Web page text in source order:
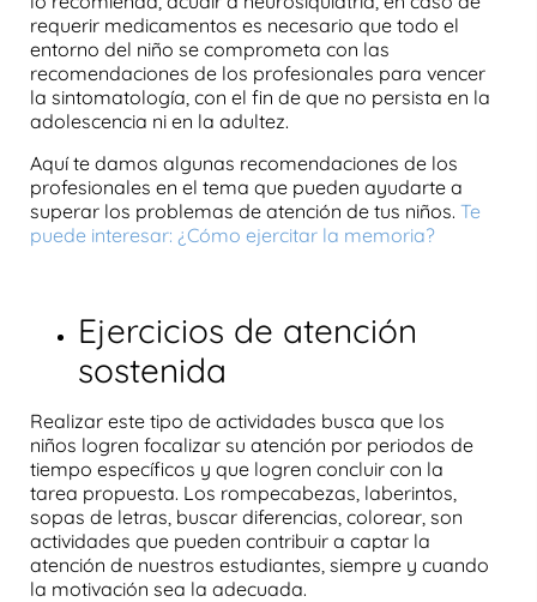
requerir medicamentos es necesario que todo el
entorno del niño se comprometa con las
recomendaciones de los profesionales para vencer
la sintomatología, con el fin de que no persista en la
adolescencia ni en la adultez.
Aquí te damos algunas recomendaciones de los
profesionales en el tema que pueden ayudarte a
superar los problemas de atención de tus niños. Te
puede interesar: ¿Cómo ejercitar la memoria?
Ejercicios de atención
sostenida
Realizar este tipo de actividades busca que los
niños logren focalizar su atención por periodos de
tiempo específicos y que logren concluir con la
tarea propuesta. Los rompecabezas, laberintos,
sopas de letras, buscar diferencias, colorear, son
actividades que pueden contribuir a captar la
atención de nuestros estudiantes, siempre y cuando
la motivación sea la adecuada.